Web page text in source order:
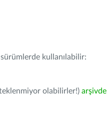
sürümlerde kullanılabilir:
olabilirler!) arşivde